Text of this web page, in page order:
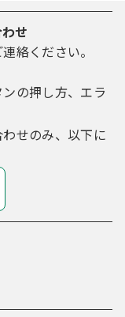
せ
絡ください。
の押し方、エラ
せのみ、以下に